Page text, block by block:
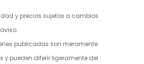
y precios sujetos a cambios
publicadas son meramente
y pueden diferir ligeramente del